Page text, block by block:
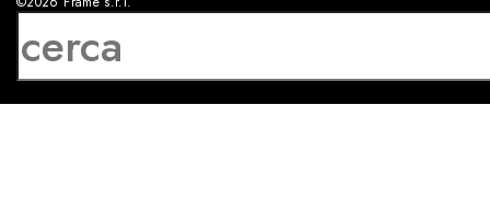
P.IVA 08927250962
sviluppo:Luca Bunino